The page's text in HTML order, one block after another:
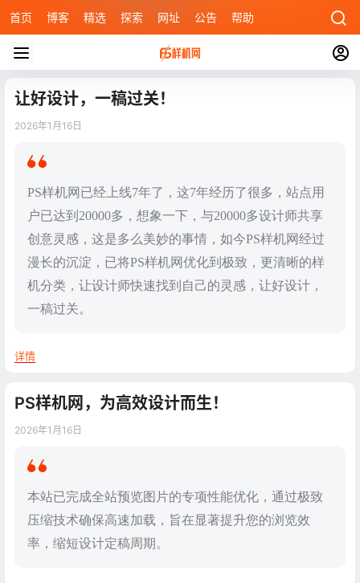
首页 博客 精选 探索 网址 公告 帮助
让好设计，一稿过关！
2026年1月16日
PS样机网已经上线7年了，这7年经历了很多，站点用
户已达到20000多，想象一下，与20000多设计师共享
创意灵感，这是多么美妙的事情，如今PS样机网经过
漫长的沉淀，已将PS样机网优化到极致，更清晰的样
机分类，让设计师快速找到自己的灵感，让好设计，
一稿过关。
详情
PS样机网，为高效设计而生！
2026年1月16日
本站已完成全站预览图片的专项性能优化，通过极致
压缩技术确保高速加载，旨在显著提升您的浏览效
率，缩短设计定稿周期。